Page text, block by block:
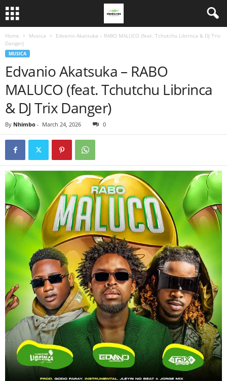
Home Musica
Edvanio Akatsuka – RABO MALUCO (feat. Tchutchu Librinca & DJ Trix
Danger)
MUSICA
Edvanio Akatsuka – RABO
MALUCO (feat. Tchutchu Librinca
& DJ Trix Danger)
By Nhimbo - March 24, 2026 0